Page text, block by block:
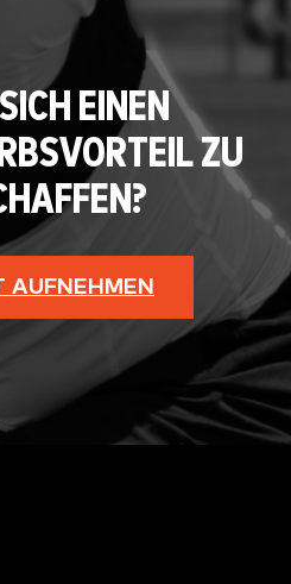
EINEN
ZU
AUFNEHMEN